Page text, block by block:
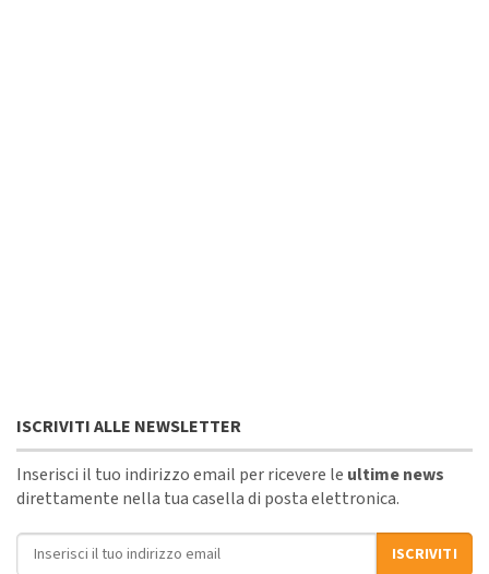
ISCRIVITI ALLE NEWSLETTER
Inserisci il tuo indirizzo email per ricevere le ultime news
direttamente nella tua casella di posta elettronica.
Indirizzo email
ISCRIVITI